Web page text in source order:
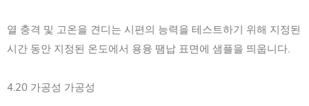
열 충격 및 고온을 견디는 시편의 능력을 테스트하기 위해 지정된
시간 동안 지정된 온도에서 용융 땜납 표면에 샘플을 띄웁니다.
4.20 가공성 가공성